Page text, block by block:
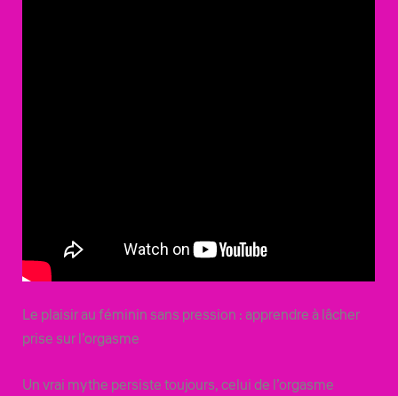
Le plaisir au féminin sans pression : apprendre à lâcher
prise sur l’orgasme
Un vrai mythe persiste toujours, celui de l’orgasme